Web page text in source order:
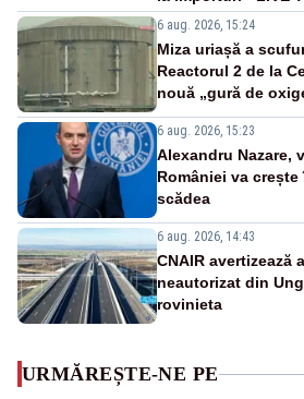
6 aug. 2026, 15:24
Miza uriașă a
Reactorul 2 de la
nouă „gură de
6 aug. 2026, 15:23
Alexandru Nazare,
României va
scădea
6 aug. 2026, 14:43
CNAIR avertizează
neautorizat din
rovinieta
URMĂREȘTE-NE PE